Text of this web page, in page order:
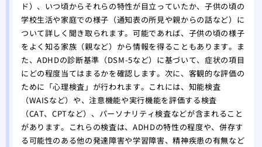
ド）、いつ頃からそれらの特性が目立っていたか、子供の頃の
学校生活や家庭での様子（通知表の所見や親からの話など）に
ついて詳しく聞き取られます。可能であれば、子供の頃の様子
をよく知る家族（親など）から情報を得ることもあります。ま
た、ADHDの診断基準（DSM-5など）に基づいて、症状の項目
にどの程度当てはまるかを確認します。次に、客観的な評価の
ために「心理検査」が行われます。これには、知能検査
（WAISなど）や、注意機能や実行機能を評価する検査
（CAT、CPTなど）、パーソナリティ検査などが含まれること
があります。これらの検査は、ADHDの特性の程度や、併存す
る可能性のある他の発達障害や学習障害、精神疾患の有無など